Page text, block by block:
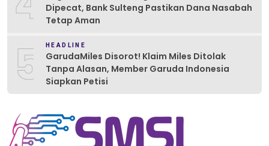
Dipecat, Bank Sulteng Pastikan Dana Nasabah
Tetap Aman
5 HEADLINE
GarudaMiles Disorot! Klaim Miles Ditolak
Tanpa Alasan, Member Garuda Indonesia
Siapkan Petisi